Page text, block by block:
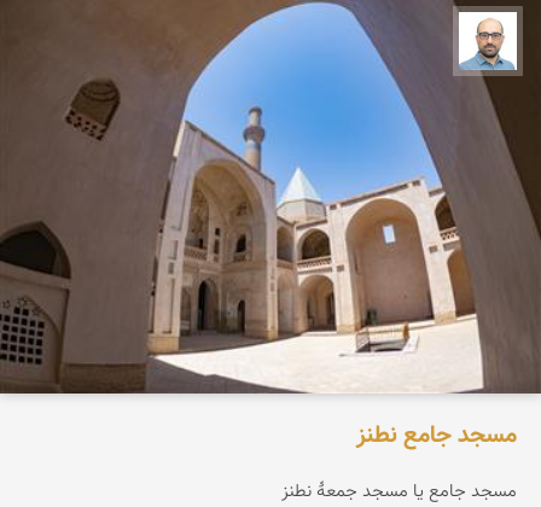
مسجد جامع نطنز
مسجد جامع یا مسجد جمعهٔ نطنز